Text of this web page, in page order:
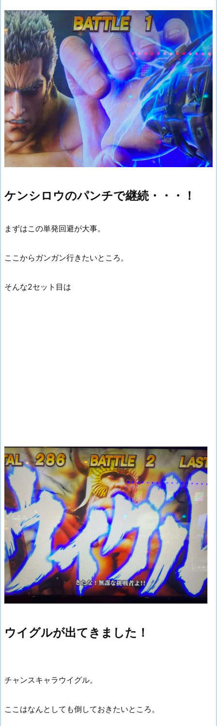
ケンシロウのパンチで継続・・・！
まずはこの単発回避が大事。
ここからガンガン行きたいところ。
そんな2セット目は
ウイグルが出てきました！
チャンスキャラウイグル。
ここはなんとしても倒しておきたいところ。